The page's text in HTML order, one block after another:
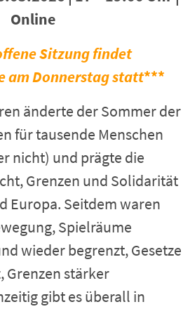
Online
Sitzung findet
am Donnerstag statt***
änderte der Sommer der
für tausende Menschen
nicht) und prägte die
Grenzen und Solidarität
Europa. Seitdem waren
Spielräume
wieder begrenzt, Gesetze
Grenzen stärker
gibt es überall in